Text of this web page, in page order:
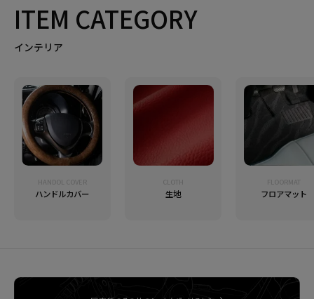
ITEM CATEGORY
インテリア
HANDOL COVER
ハンドルカバー
CLOTH
生地
FLOORMAT
フロアマット